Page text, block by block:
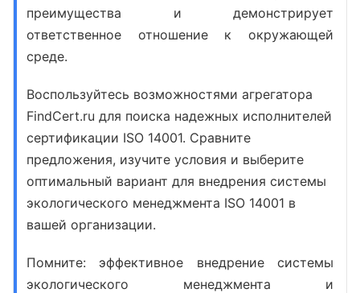
преимущества и демонстрирует
ответственное отношение к окружающей
среде.
Воспользуйтесь возможностями агрегатора
FindCert.ru для поиска надежных исполнителей
сертификации ISO 14001. Сравните
предложения, изучите условия и выберите
оптимальный вариант для внедрения системы
экологического менеджмента ISO 14001 в
вашей организации.
Помните: эффективное внедрение системы
экологического менеджмента и